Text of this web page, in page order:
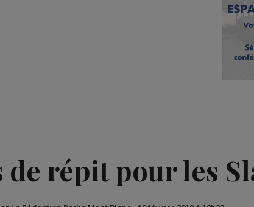
de répit pour les